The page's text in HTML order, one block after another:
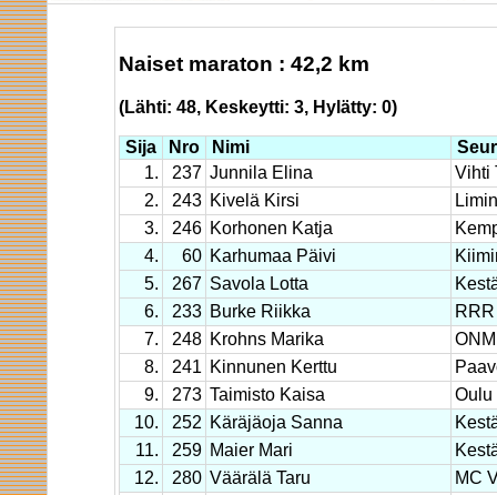
Naiset maraton : 42,2 km
(Lähti: 48, Keskeytti: 3, Hylätty: 0)
Sija Nro Nimi
1.
237 Junnila Elina
Vihti
2.
243 Kivelä Kirsi
3.
246 Korhonen Katja
4.
60 Karhumaa Päivi
5.
267 Savola Lotta
6.
233 Burke Riikka
7.
248 Krohns Marika
8.
241 Kinnunen Kerttu
9.
273 Taimisto Kaisa
Oulu
10.
252 Käräjäoja Sanna
11.
259 Maier Mari
12.
280 Väärälä Taru
MC